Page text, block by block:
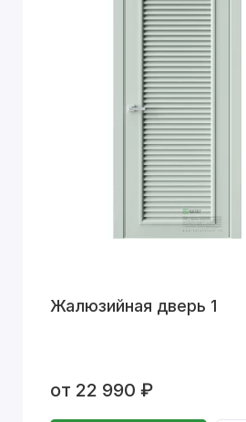
Жалюзийная дверь 1
от 22 990 ₽